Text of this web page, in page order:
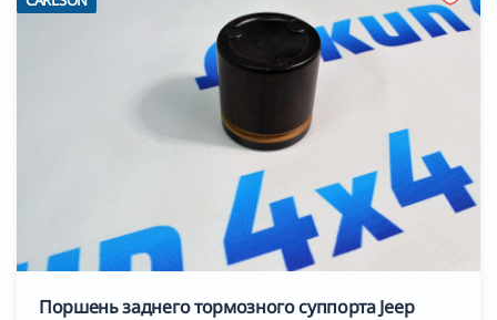
Поршень заднего тормозного суппорта Jeep